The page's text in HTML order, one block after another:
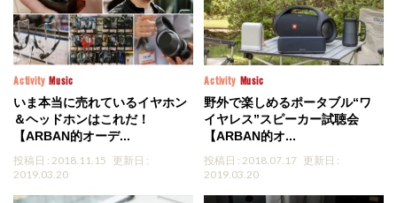
Activity Music
いま本当に売れているイヤホン
＆ヘッドホンはこれだ！
【ARBAN的オーデ...
投稿日 : 2018.11.15 更新日 :
2019.03.20
Activity Music
野外で楽しめるポータブル“ワ
イヤレス”スピーカー試聴会
【ARBAN的オ...
投稿日 : 2018.07.17 更新日 :
2019.03.20